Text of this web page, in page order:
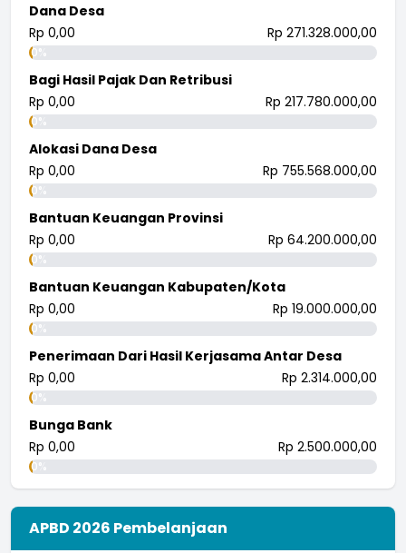
Dana Desa
Rp 0,00
Rp 271.328.000,00
0%
Bagi Hasil Pajak Dan Retribusi
Rp 0,00
Rp 217.780.000,00
0%
Alokasi Dana Desa
Rp 0,00
Rp 755.568.000,00
0%
Bantuan Keuangan Provinsi
Rp 0,00
Rp 64.200.000,00
0%
Bantuan Keuangan Kabupaten/Kota
Rp 0,00
Rp 19.000.000,00
0%
Penerimaan Dari Hasil Kerjasama Antar Desa
Rp 0,00
Rp 2.314.000,00
0%
Bunga Bank
Rp 0,00
Rp 2.500.000,00
0%
APBD 2026 Pembelanjaan